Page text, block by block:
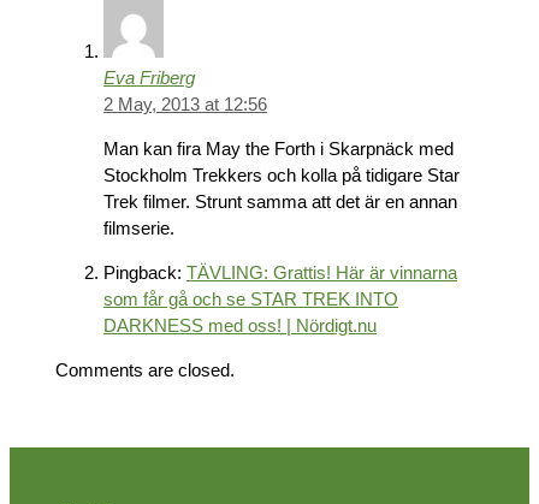
Eva Friberg
2 May, 2013 at 12:56
Man kan fira May the Forth i Skarpnäck med
Stockholm Trekkers och kolla på tidigare Star
Trek filmer. Strunt samma att det är en annan
filmserie.
Pingback: TÄVLING: Grattis! Här är vinnarna
som får gå och se STAR TREK INTO
DARKNESS med oss! | Nördigt.nu
Comments are closed.